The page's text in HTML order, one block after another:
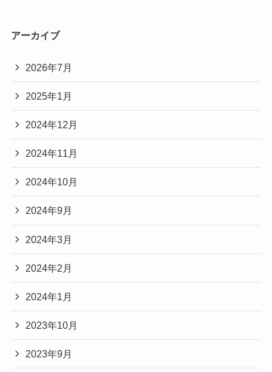
アーカイブ
2026年7月
2025年1月
2024年12月
2024年11月
2024年10月
2024年9月
2024年3月
2024年2月
2024年1月
2023年10月
2023年9月